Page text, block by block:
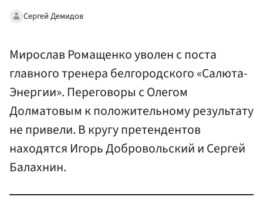
Сергей Демидов
Мирослав Ромащенко уволен с поста
главного тренера белгородского «Салюта-
Энергии». Переговоры с Олегом
Долматовым к положительному результату
не привели. В кругу претендентов
находятся Игорь Добровольский и Сергей
Балахнин.